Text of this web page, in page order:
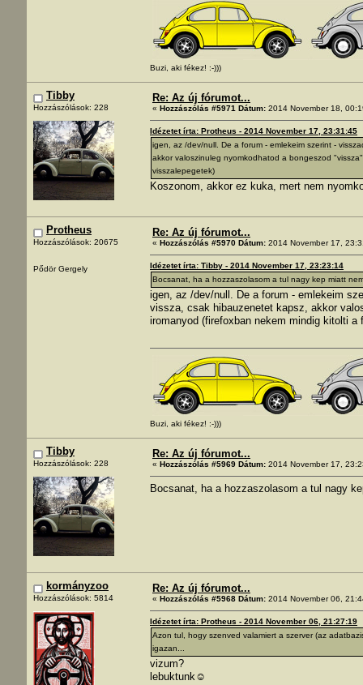
Buzi, aki fékez! :-)))
Tibby
Hozzászólások: 228
Re: Az új fórumot...
« Hozzászólás #5971 Dátum: 2014 November 18,
Idézetet írta: Protheus - 2014 November 17, 23:31:45
igen, az /dev/null. De a forum - emlekeim szerint -
akkor valoszinuleg nyomkodhatod a bongeszod
visszalepegetek)
Koszonom, akkor ez kuka, mert nem
Protheus
Hozzászólások: 20675
Pődör Gergely
Re: Az új fórumot...
« Hozzászólás #5970 Dátum: 2014 November 17,
Idézetet írta: Tibby - 2014 November 17, 23:23:14
Bocsanat, ha a hozzaszolasom a tul nagy kep miatt
igen, az /dev/null. De a forum - emlekeim
vissza, csak hibauzenetet kapsz, akkor
iromanyod (firefoxban nekem mindig kitolti
Buzi, aki fékez! :-)))
Tibby
Hozzászólások: 228
Re: Az új fórumot...
« Hozzászólás #5969 Dátum: 2014 November 17,
Bocsanat, ha a hozzaszolasom a tul nagy
kormányzoo
Hozzászólások: 5814
Re: Az új fórumot...
« Hozzászólás #5968 Dátum: 2014 November 06,
Idézetet írta: Protheus - 2014 November 06, 21:27:19
Azon tul, hogy szenved valamiert a szerver (az
igazan...
vizum?
lebuktunk☺